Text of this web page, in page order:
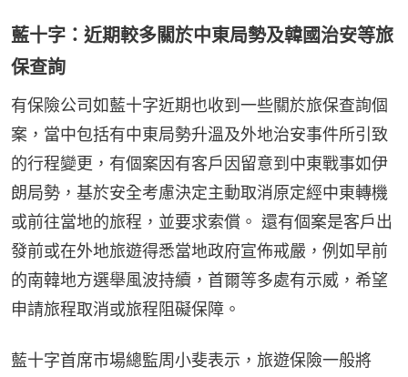
藍十字：近期較多關於中東局勢及韓國治安等旅
保查詢
有保險公司如藍十字近期也收到一些關於旅保查詢個
案，當中包括有中東局勢升溫及外地治安事件所引致
的行程變更，有個案因有客戶因留意到中東戰事如伊
朗局勢，基於安全考慮決定主動取消原定經中東轉機
或前往當地的旅程，並要求索償。 還有個案是客戶出
發前或在外地旅遊得悉當地政府宣佈戒嚴，例如早前
的南韓地方選舉風波持續，首爾等多處有示威，希望
申請旅程取消或旅程阻礙保障。
藍十字首席市場總監周小斐表示，旅遊保險一般將